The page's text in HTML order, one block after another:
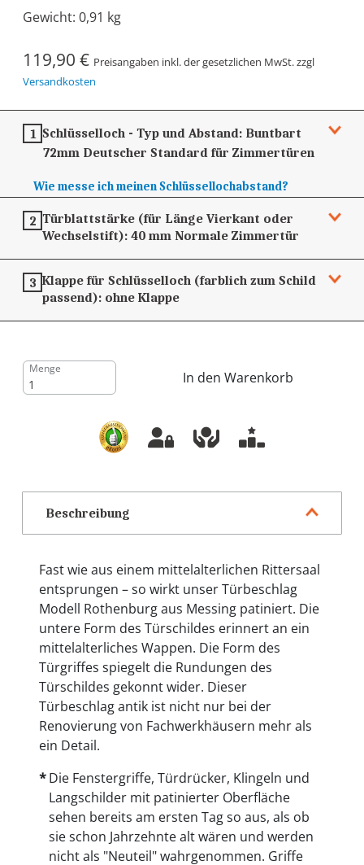
Gewicht: 0,91 kg
119,90 € Preisangaben inkl. der gesetzlichen MwSt. zzgl
Versandkosten
1 Schlüsselloch - Typ und Abstand: Buntbart
72mm Deutscher Standard für Zimmertüren
Wie messe ich meinen Schlüssellochabstand?
2 Türblattstärke (für Länge Vierkant oder
Wechselstift):40 mm Normale Zimmertür
3 Klappe für Schlüsselloch (farblich zum Schild
passend): ohne Klappe
Menge
In den Warenkorb
Beschreibung
Fast wie aus einem mittelalterlichen Rittersaal
entsprungen – so wirkt unser Türbeschlag
Modell Rothenburg aus Messing patiniert. Die
untere Form des Türschildes erinnert an ein
mittelalterliches Wappen. Die Form des
Türgriffes spiegelt die Rundungen des
Türschildes gekonnt wider. Dieser
Türbeschlag antik ist nicht nur bei der
Renovierung von Fachwerkhäusern mehr als
ein Detail.
Die Fenstergriffe, Türdrücker, Klingeln und
Langschilder mit patinierter Oberfläche
sehen bereits am ersten Tag so aus, als ob
sie schon Jahrzehnte alt wären und werden
nicht als "Neuteil" wahrgenommen. Griffe